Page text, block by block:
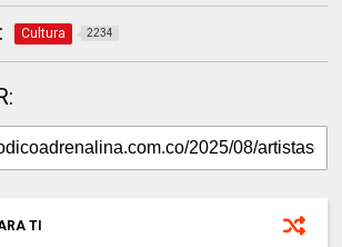
Cultura 2234
TI